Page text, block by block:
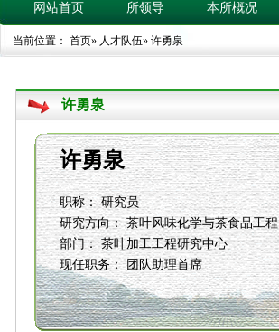
网站首页 所领导 本所概况
当前位置： 首页» 人才队伍» 许勇泉
许勇泉
许勇泉
职称：研究员
研究方向：茶叶风味化学与茶食品工程
部门：茶叶加工工程研究中心
现任职务：团队助理首席